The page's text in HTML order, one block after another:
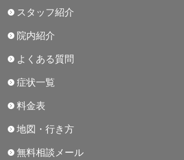
スタッフ紹介
院内紹介
よくある質問
症状一覧
料金表
地図・行き方
無料相談メール